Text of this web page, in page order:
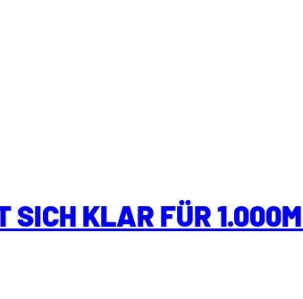
KLAR FÜR